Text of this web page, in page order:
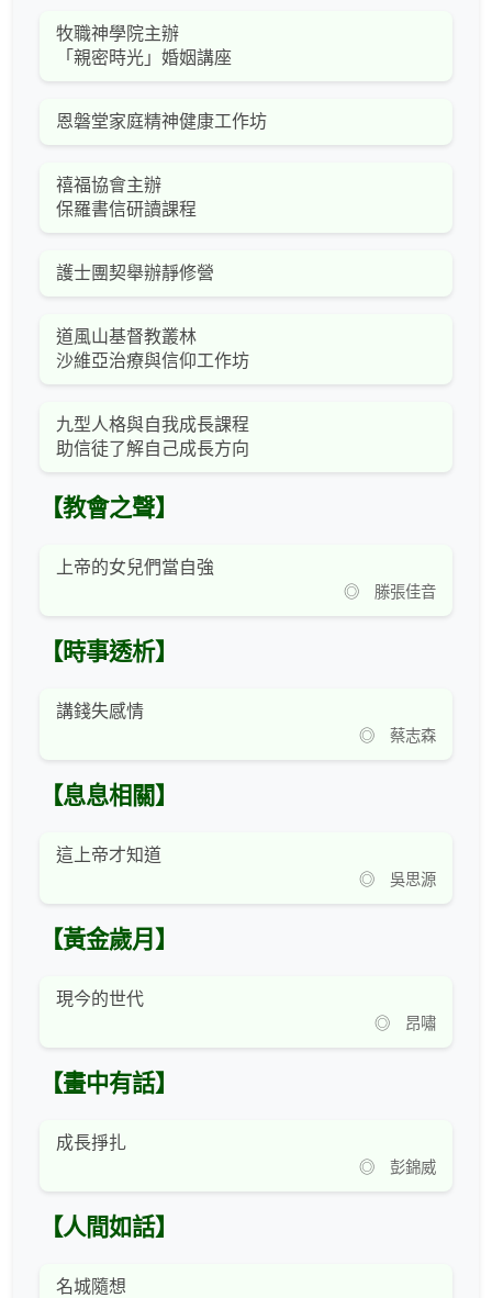
牧職神學院主辦
「親密時光」婚姻講座
恩磐堂家庭精神健康工作坊
禧福協會主辦
保羅書信研讀課程
護士團契舉辦靜修營
道風山基督教叢林
沙維亞治療與信仰工作坊
九型人格與自我成長課程
助信徒了解自己成長方向
【教會之聲】
上帝的女兒們當自強
◎ 滕張佳音
【時事透析】
講錢失感情
◎ 蔡志森
【息息相關】
這上帝才知道
◎ 吳思源
【黃金歲月】
現今的世代
◎ 昂嘯
【畫中有話】
成長掙扎
◎ 彭錦威
【人間如話】
名城隨想